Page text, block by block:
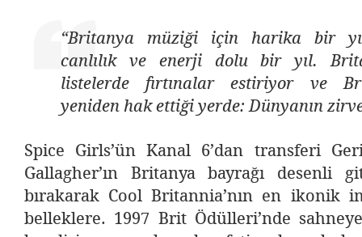
“Britanya müziği için harika bir
canlılık ve enerji dolu bir yıl.
listelerde fırtınalar estiriyor ve
yeniden hak ettiği yerde: Dünyanın
Spice Girls’ün Kanal 6’dan transferi
Gallagher’ın Britanya bayrağı desenli
bırakarak Cool Britannia’nın en ikonik
belleklere. 1997 Brit Ödülleri’nde